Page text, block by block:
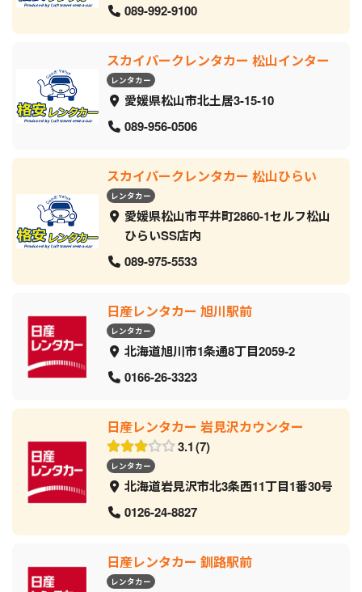
089-992-9100
スカイパークレンタカー 松山インター
レンタカー
愛媛県松山市北土居3-15-10
089-956-0506
スカイパークレンタカー 松山ひらい
レンタカー
愛媛県松山市平井町2860-1セルフ松山
ひらいSS店内
089-975-5533
日産レンタカー 旭川駅前
レンタカー
北海道旭川市1条通8丁目2059‐2
0166-26-3323
日産レンタカー 岩見沢カウンター
3.1 7
レンタカー
北海道岩見沢市北3条西11丁目1番30号
0126-24-8827
日産レンタカー 釧路駅前
レンタカー